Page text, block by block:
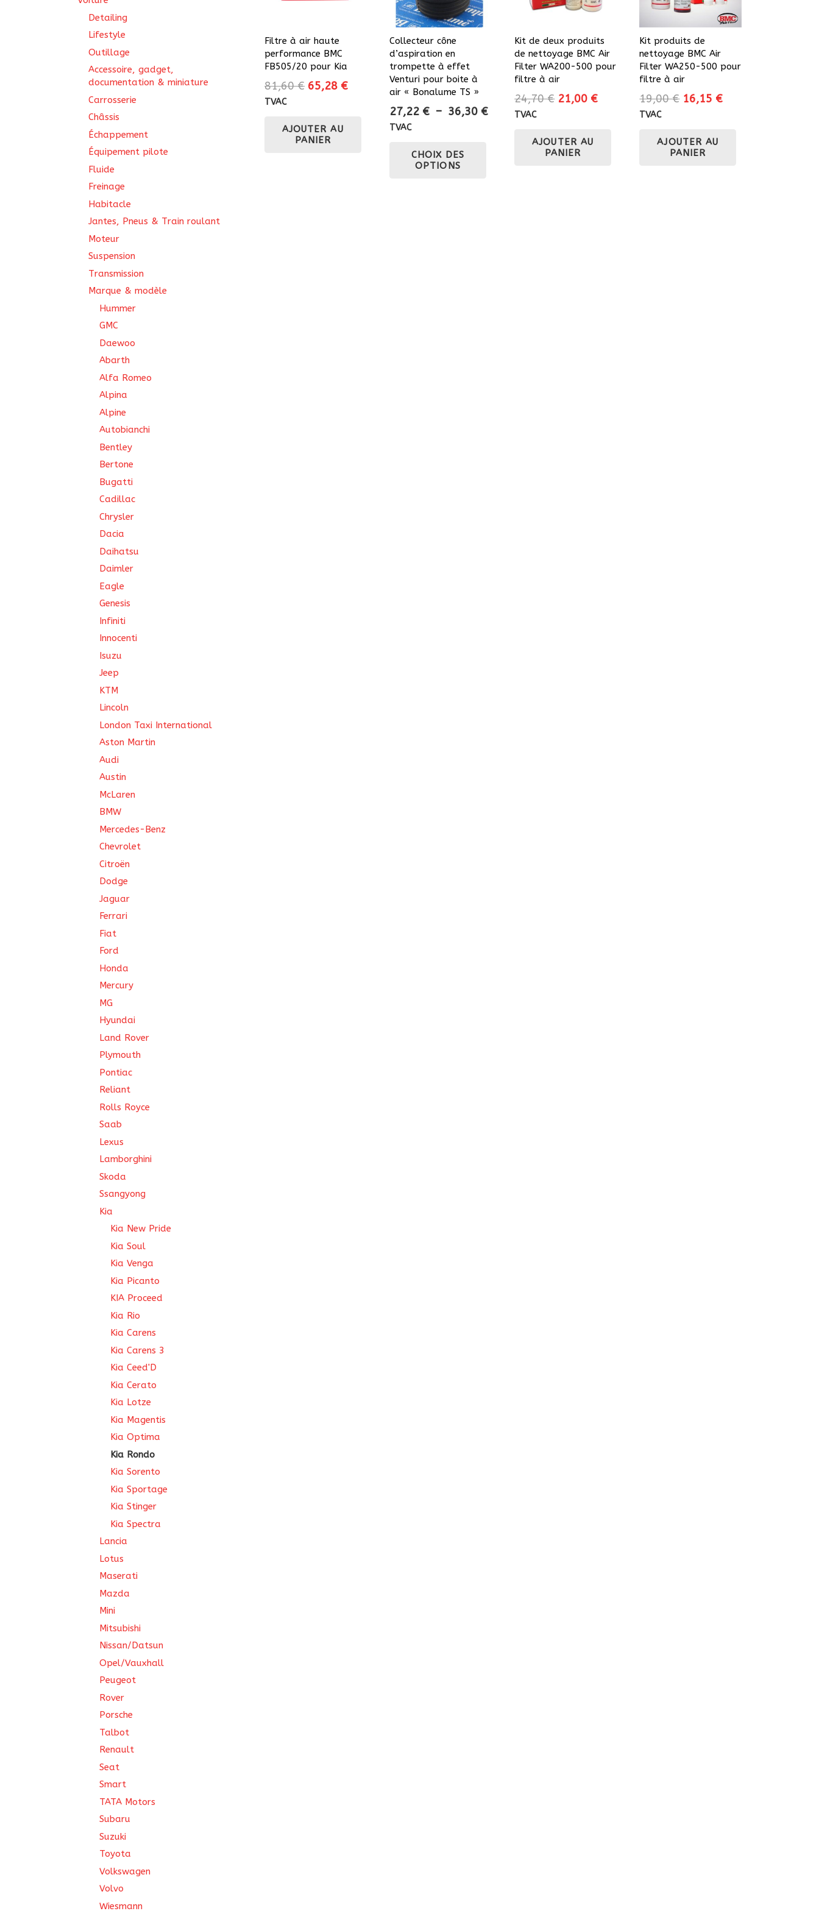
Filtre à air haute
performance BMC
FB505/20 pour Kia
81,60€ Le
était :
81,60 €.
65,28 €Le
TVAC
AJOUTER AU
PANIER
Collecteur cône
d’aspiration en
trompette à effet
Venturi pour boite à
air « Bonalume TS »
27,22 € – 36,30 €Plage
TVAC
CHOIX DES
OPTIONS
Kit de deux produits
de nettoyage BMC Air
Filter WA200-500 pour
filtre à air
24,70€ Le
était :
24,70 €.
21,00 €Le
TVAC
AJOUTER AU
PANIER
Kit produits de
nettoyage BMC Air
Filter WA250-500 pour
filtre à air
19,00€ Le
était :
19,00 €.
16,15 €Le
TVAC
AJOUTER AU
PANIER
Detailing
Lifestyle
Outillage
Accessoire, gadget,
documentation & miniature
Carrosserie
Châssis
Échappement
Équipement pilote
Fluide
Freinage
Habitacle
Jantes, Pneus & Train roulant
Moteur
Suspension
Transmission
Marque & modèle
Hummer
GMC
Daewoo
Abarth
Alfa Romeo
Alpina
Alpine
Autobianchi
Bentley
Bertone
Bugatti
Cadillac
Chrysler
Dacia
Daihatsu
Daimler
Eagle
Genesis
Infiniti
Innocenti
Isuzu
Jeep
KTM
Lincoln
London Taxi International
Aston Martin
Audi
Austin
McLaren
BMW
Mercedes-Benz
Chevrolet
Citroën
Dodge
Jaguar
Ferrari
Fiat
Ford
Honda
Mercury
MG
Hyundai
Land Rover
Plymouth
Pontiac
Reliant
Rolls Royce
Saab
Lexus
Lamborghini
Skoda
Ssangyong
Kia
Kia New Pride
Kia Soul
Kia Venga
Kia Picanto
KIA Proceed
Kia Rio
Kia Carens
Kia Carens 3
Kia Ceed'D
Kia Cerato
Kia Lotze
Kia Magentis
Kia Optima
Kia Rondo
Kia Sorento
Kia Sportage
Kia Stinger
Kia Spectra
Lancia
Lotus
Maserati
Mazda
Mini
Mitsubishi
Nissan/Datsun
Opel/Vauxhall
Peugeot
Rover
Porsche
Talbot
Renault
Seat
Smart
TATA Motors
Subaru
Suzuki
Toyota
Volkswagen
Volvo
Wiesmann